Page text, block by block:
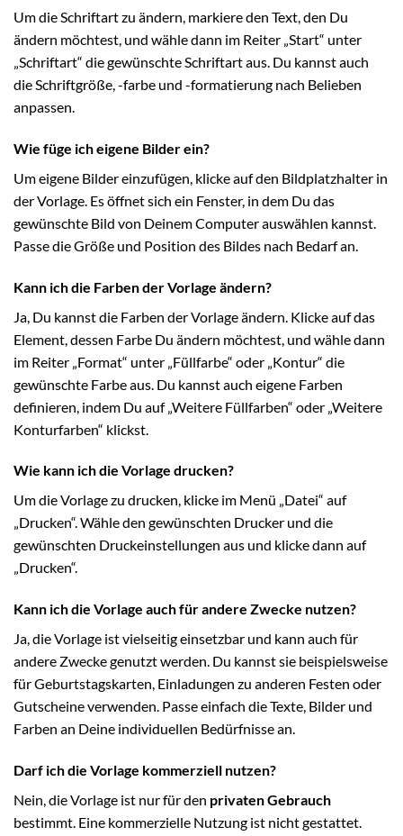
Um die Schriftart zu ändern, markiere den Text, den Du
ändern möchtest, und wähle dann im Reiter „Start“ unter
„Schriftart“ die gewünschte Schriftart aus. Du kannst auch
die Schriftgröße, -farbe und -formatierung nach Belieben
anpassen.
Wie füge ich eigene Bilder ein?
Um eigene Bilder einzufügen, klicke auf den Bildplatzhalter in
der Vorlage. Es öffnet sich ein Fenster, in dem Du das
gewünschte Bild von Deinem Computer auswählen kannst.
Passe die Größe und Position des Bildes nach Bedarf an.
Kann ich die Farben der Vorlage ändern?
Ja, Du kannst die Farben der Vorlage ändern. Klicke auf das
Element, dessen Farbe Du ändern möchtest, und wähle dann
im Reiter „Format“ unter „Füllfarbe“ oder „Kontur“ die
gewünschte Farbe aus. Du kannst auch eigene Farben
definieren, indem Du auf „Weitere Füllfarben“ oder „Weitere
Konturfarben“ klickst.
Wie kann ich die Vorlage drucken?
Um die Vorlage zu drucken, klicke im Menü „Datei“ auf
„Drucken“. Wähle den gewünschten Drucker und die
gewünschten Druckeinstellungen aus und klicke dann auf
„Drucken“.
Kann ich die Vorlage auch für andere Zwecke nutzen?
Ja, die Vorlage ist vielseitig einsetzbar und kann auch für
andere Zwecke genutzt werden. Du kannst sie beispielsweise
für Geburtstagskarten, Einladungen zu anderen Festen oder
Gutscheine verwenden. Passe einfach die Texte, Bilder und
Farben an Deine individuellen Bedürfnisse an.
Darf ich die Vorlage kommerziell nutzen?
Nein, die Vorlage ist nur für den privaten Gebrauch
bestimmt. Eine kommerzielle Nutzung ist nicht gestattet.